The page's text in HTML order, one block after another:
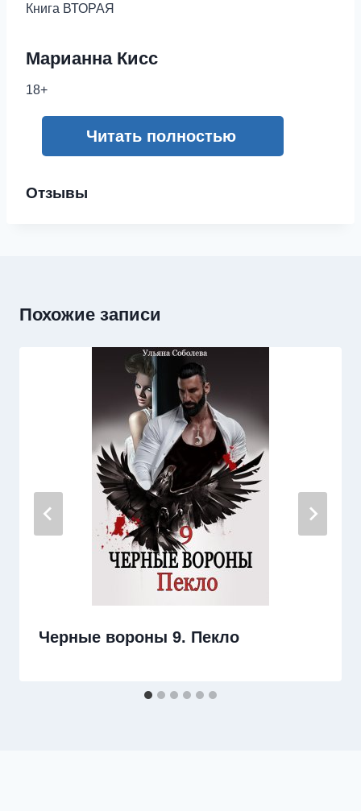
Книга ВТОРАЯ
Марианна Кисс
18+
Читать полностью
Отзывы
Похожие записи
Черные вороны 9. Пекло